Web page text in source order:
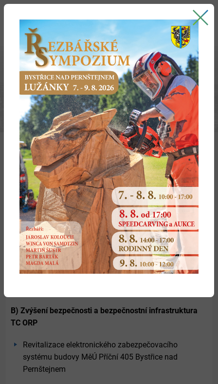
KONSOLIDACE IT A NOVÉ SLUŽBY TC OBCÍ -
MĚSTO BYSTŘICE NAD PERNŠTEJNEM
K 30.11.2015 byl ukončen Projekt Konsolidace IT a nové
služby TC obcí - Město Bystřice nad Pernštejnem
- CZ.1.06/2.1.00.09620
Předmět projektu:
A) Konsolidace HW a SW úřadu včetně virtualizace
aplikací, desktopů, serverů, infrastruktury
Pořízení serveru, který má konfiguraci: 2 šestijádrové
procesory 1.73GHz, 32GB RAM, 2x 148GB SATA SSD,
8Gb FC karta pro připojení na diskové pole.
Pořízení diskového pole - připojení přes 8 Gb FC kartu,
12x 2T SATA HDD pro ukládání DAT, uvolnění
kapacity z extrémně rychlých fiber HDD na poli
produkčním.
Úprava rozvodů 230V pro odpovídající energetickou
B) Zvýšení bezpečnosti a bezpečnostní infrastruktura
TC ORP
Revitalizace elektronického zabezpečovacího
systému budovy MěÚ Příční 405 Bystřice nad
Pernštejnem